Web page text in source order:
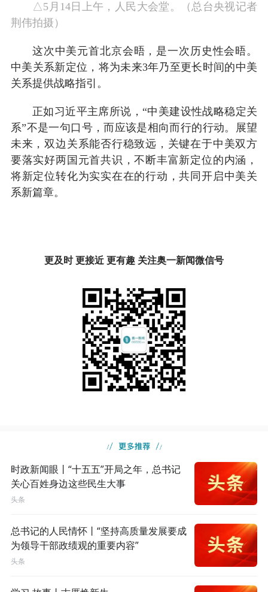
△5月14日上午，人民大会堂。（总台央视记者
荆伟拍摄）
这次中美元首北京会晤，是一次历史性会晤。
中美关系新定位，将为未来3年乃至更长时间的中美
关系提供战略指引。
正如习近平主席所说，“中美建设性战略稳定关
系”不是一句口号，而应该是相向而行的行动。展望
未来，双边关系能否行稳致远，关键在于中美双方
要落实好两国元首共识，不断丰富新定位的内涵，
将新定位转化为实实在在的行动，共同开启中美关
系新篇章。
更及时 更接近 更有趣 关注奥一新闻微信号
时政新闻眼丨“十五五”开局之年，总书记
关心百姓身边这些民生大事
头条
总书记的人民情怀丨“坚持高质量发展要成
为领导干部政绩观的重要内容”
头条